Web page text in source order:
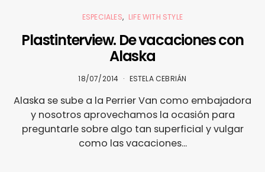
ESPECIALES LIFE WITH STYLE
Plastinterview. De vacaciones con
Alaska
18/07/2014 ESTELA CEBRIÁN
Alaska se sube a la Perrier Van como embajadora
y nosotros aprovechamos la ocasión para
preguntarle sobre algo tan superficial y vulgar
como las vacaciones...